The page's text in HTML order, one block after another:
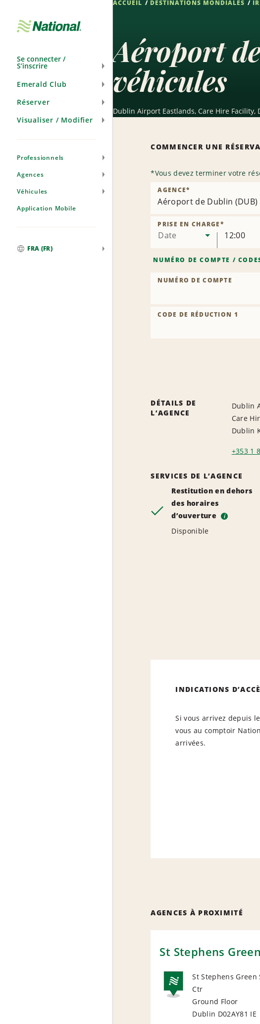
navigation
Se connecter /
S’inscrire
Emerald Club
Réserver
Visualiser / Modifier
Professionnels
Agences
Véhicules
Application Mobile
FRA (FR)
ACCUEIL DESTINATIONS MONDIALES
Aéroport
véhicules
Dublin Airport Eastlands, Care Hire Facility,
COMMENCER UNE
*Vous devez terminer votre
Aéroport de Dublin (DUB)
AGENCE*
Date
PRISE EN CHARGE*
12:00
NUMÉRO DE COMPTE /
NUMÉRO DE COMPTE
CODE DE RÉDUCTION 1
DÉTAILS DE
L’AGENCE
Dublin
Care
Dublin
+353 1
SERVICES DE L’AGENCE
Restitution en dehors
des horaires
d’ouverture
i
Disponible
INDICATIONS
Si vous arrivez depuis
vous au comptoir
arrivées.
AGENCES À PROXIMITÉ
St Stephens Green
St Stephens Green
Ctr
Ground Floor
Dublin D02AY81 IE